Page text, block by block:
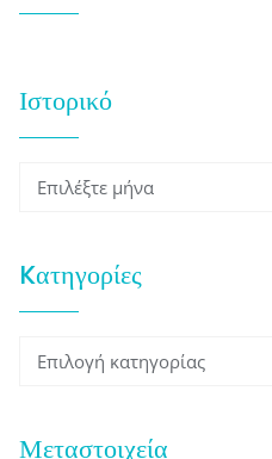
Ιστορικό
Ιστορικό
Kατηγορίες
Kατηγορίες
Μεταστοιχεία